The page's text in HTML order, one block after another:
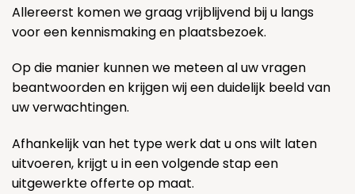
Allereerst komen we graag vrijblijvend bij u langs
voor een kennismaking en plaatsbezoek.
Op die manier kunnen we meteen al uw vragen
beantwoorden en krijgen wij een duidelijk beeld van
uw verwachtingen.
Afhankelijk van het type werk dat u ons wilt laten
uitvoeren, krijgt u in een volgende stap een
uitgewerkte offerte op maat.